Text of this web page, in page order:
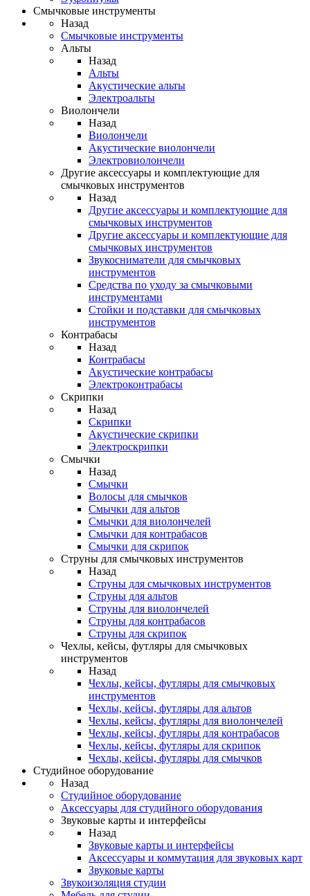
Смычковые инструменты
Назад
Смычковые инструменты
Альты
Назад
Альты
Акустические альты
Электроальты
Виолончели
Назад
Виолончели
Акустические виолончели
Электровиолончели
Другие аксессуары и комплектующие для
смычковых инструментов
Назад
Другие аксессуары и комплектующие для
смычковых инструментов
Другие аксессуары и комплектующие для
смычковых инструментов
Звукосниматели для смычковых
инструментов
Средства по уходу за смычковыми
инструментами
Стойки и подставки для смычковых
инструментов
Контрабасы
Назад
Контрабасы
Акустические контрабасы
Электроконтрабасы
Скрипки
Назад
Скрипки
Акустические скрипки
Электроскрипки
Смычки
Назад
Смычки
Волосы для смычков
Смычки для альтов
Смычки для виолончелей
Смычки для контрабасов
Смычки для скрипок
Струны для смычковых инструментов
Назад
Струны для смычковых инструментов
Струны для альтов
Струны для виолончелей
Струны для контрабасов
Струны для скрипок
Чехлы, кейсы, футляры для смычковых
инструментов
Назад
Чехлы, кейсы, футляры для смычковых
инструментов
Чехлы, кейсы, футляры для альтов
Чехлы, кейсы, футляры для виолончелей
Чехлы, кейсы, футляры для контрабасов
Чехлы, кейсы, футляры для скрипок
Чехлы, кейсы, футляры для смычков
Студийное оборудование
Назад
Студийное оборудование
Аксессуары для студийного оборудования
Звуковые карты и интерфейсы
Назад
Звуковые карты и интерфейсы
Аксессуары и коммутация для звуковых карт
Звуковые карты
Звукоизоляция студии